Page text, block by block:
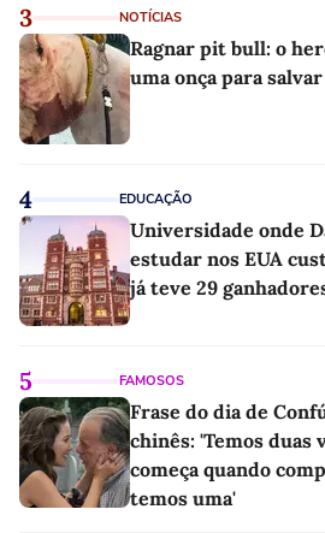
3 NOTÍCIAS
Ragnar pit bull: o
uma onça para
4 EDUCAÇÃO
Universidade onde
estudar nos EUA
já teve 29
5 FAMOSOS
Frase do dia de
chinês: 'Temos duas
começa quando
temos uma'